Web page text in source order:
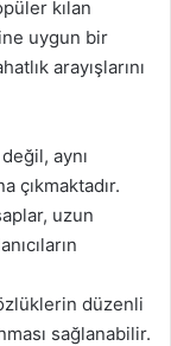
kılan
uygun bir
arayışlarını
aynı
çıkmaktadır.
uzun
düzenli
sağlanabilir.